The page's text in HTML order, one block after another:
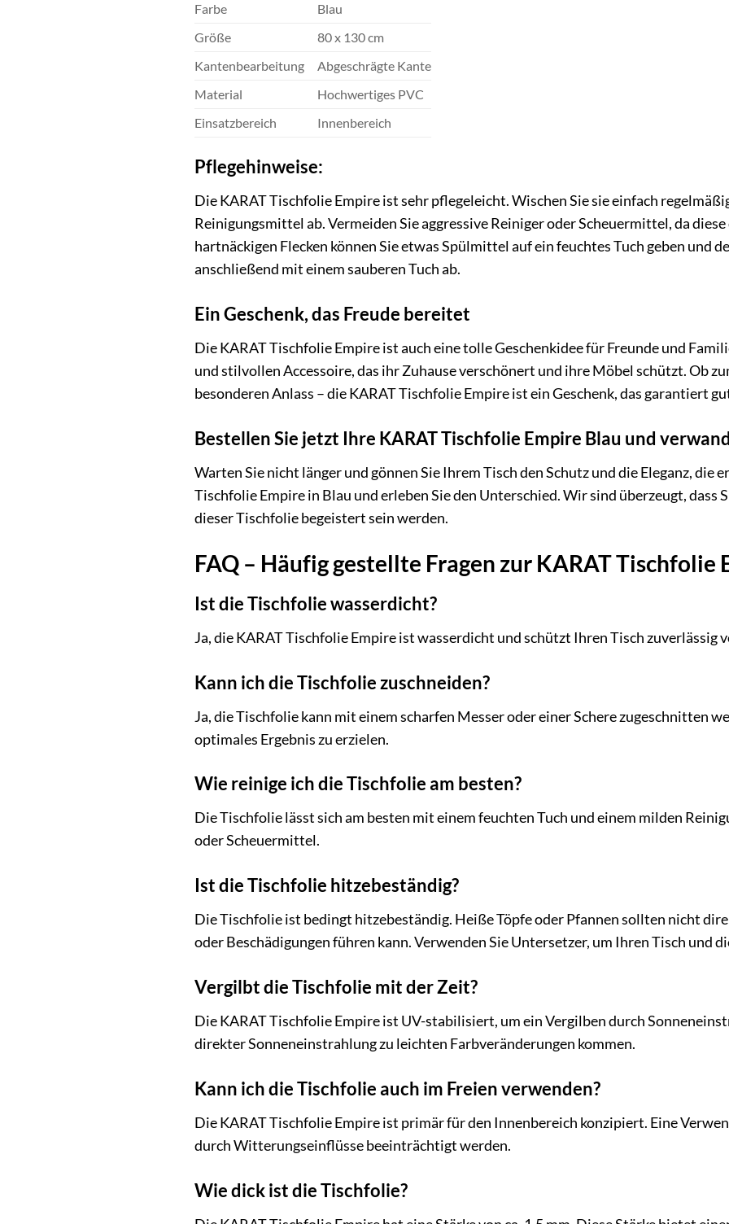
Farbe
Blau
Größe
80 x 130 cm
Kantenbearbeitung
Abgeschrägte Kante
Material
Hochwertiges PVC
Einsatzbereich
Innenbereich
Pflegehinweise:
Die KARAT Tischfolie Empire ist sehr pflegeleicht. Wischen Sie sie einfach
Reinigungsmittel ab. Vermeiden Sie aggressive Reiniger oder Scheuermittel, da
hartnäckigen Flecken können Sie etwas Spülmittel auf ein feuchtes Tuch geben und
anschließend mit einem sauberen Tuch ab.
Ein Geschenk, das Freude bereitet
Die KARAT Tischfolie Empire ist auch eine tolle Geschenkidee für Freunde und
und stilvollen Accessoire, das ihr Zuhause verschönert und ihre Möbel schützt. Ob
besonderen Anlass – die KARAT Tischfolie Empire ist ein Geschenk, das garantiert
Bestellen Sie jetzt Ihre KARAT Tischfolie Empire Blau und
Warten Sie nicht länger und gönnen Sie Ihrem Tisch den Schutz und die Eleganz, die
Tischfolie Empire in Blau und erleben Sie den Unterschied. Wir sind überzeugt,
dieser Tischfolie begeistert sein werden.
FAQ – Häufig gestellte Fragen zur KARAT Tischfolie
Ist die Tischfolie wasserdicht?
Ja, die KARAT Tischfolie Empire ist wasserdicht und schützt Ihren Tisch zuverlässig
Kann ich die Tischfolie zuschneiden?
Ja, die Tischfolie kann mit einem scharfen Messer oder einer Schere zugeschnitten
optimales Ergebnis zu erzielen.
Wie reinige ich die Tischfolie am besten?
Die Tischfolie lässt sich am besten mit einem feuchten Tuch und einem milden
oder Scheuermittel.
Ist die Tischfolie hitzebeständig?
Die Tischfolie ist bedingt hitzebeständig. Heiße Töpfe oder Pfannen sollten nicht
oder Beschädigungen führen kann. Verwenden Sie Untersetzer, um Ihren Tisch und
Vergilbt die Tischfolie mit der Zeit?
Die KARAT Tischfolie Empire ist UV-stabilisiert, um ein Vergilben durch
direkter Sonneneinstrahlung zu leichten Farbveränderungen kommen.
Kann ich die Tischfolie auch im Freien verwenden?
Die KARAT Tischfolie Empire ist primär für den Innenbereich konzipiert. Eine
durch Witterungseinflüsse beeinträchtigt werden.
Wie dick ist die Tischfolie?